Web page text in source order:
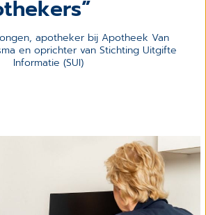
apotheker bij Apotheek Van
en oprichter van Stichting Uitgifte
Informatie (SUI)